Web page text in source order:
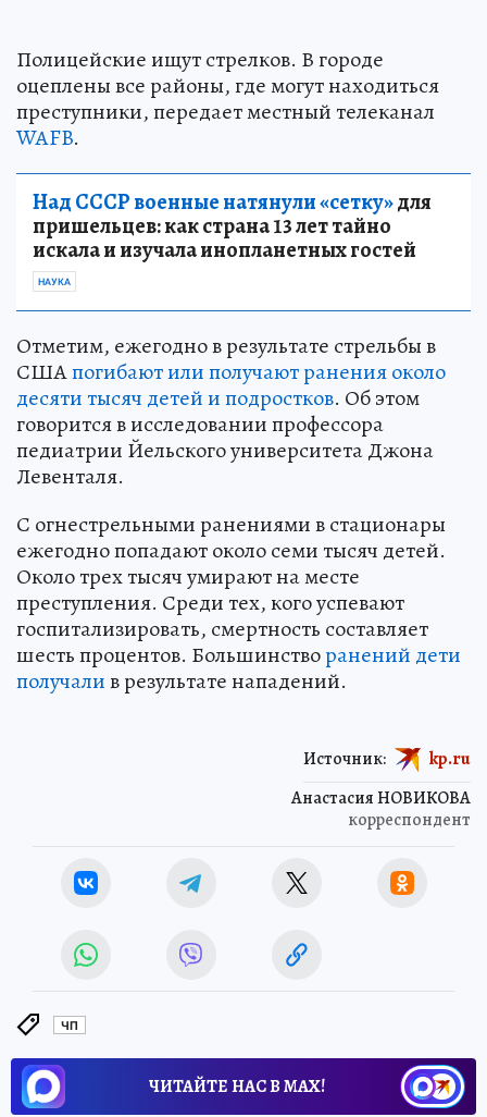
Полицейские ищут стрелков. В городе
оцеплены все районы, где могут находиться
преступники, передает местный телеканал
WAFB.
Над СССР военные натянули «сетку»для
пришельцев: как страна 13 лет тайно
искала и изучала инопланетных гостей
НАУКА
Отметим, ежегодно в результате стрельбы в
СШАпогибают или получают ранения около
десяти тысяч детей и подростков. Об этом
говорится в исследовании профессора
педиатрии Йельского университета Джона
Левенталя.
С огнестрельными ранениями в стационары
ежегодно попадают около семи тысяч детей.
Около трех тысяч умирают на месте
преступления. Среди тех, кого успевают
госпитализировать, смертность составляет
шесть процентов. Большинстворанений дети
получалив результате нападений.
Анастасия НОВИКОВА
корреспондент
Источник: kp.ru
ЧП
ЧИТАЙТЕ НАС В МАХ!